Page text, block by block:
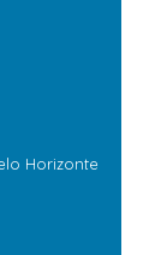
Horizonte